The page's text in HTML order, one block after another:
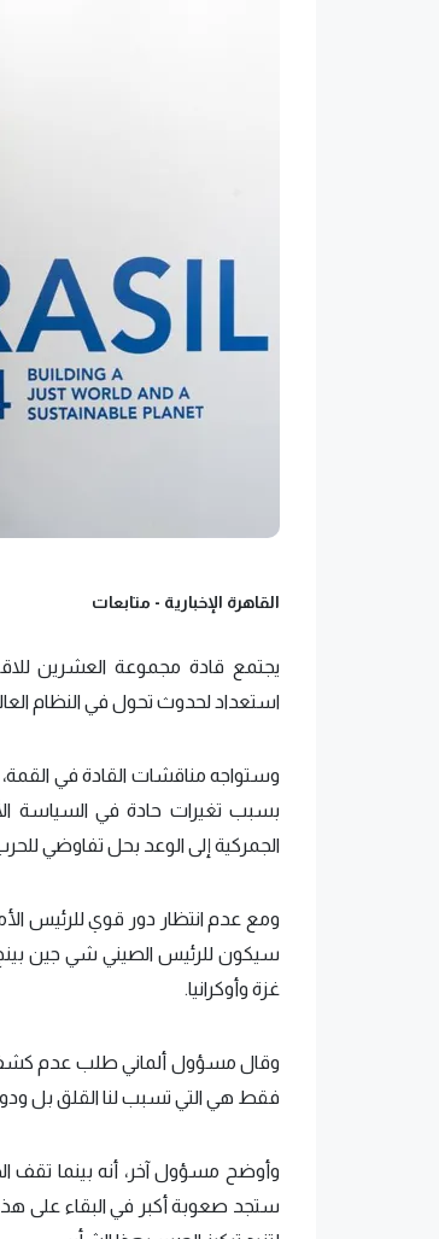
القاهرة الإخبارية - متابعات
يجتمع قادة مجموعة العشرين
استعداد لحدوث تحول في النظام
وستواجه مناقشات القادة في القمة،
بسبب تغيرات حادة في السياسة
الجمركية إلى الوعد بحل تفاوضي
ومع عدم انتظار دور قوي للرئيس
سيكون للرئيس الصيني شي جين
غزة وأوكرانيا.
وقال مسؤول ألماني طلب عدم كشف
فقط هي التي تسبب لنا القلق بل ودور
وأوضح مسؤول آخر، أنه بينما تقف
ستجد صعوبة أكبر في البقاء على